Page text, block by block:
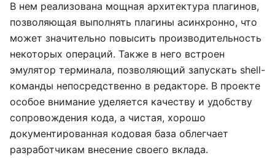
В нем реализована мощная архитектура плагинов,
позволяющая выполнять плагины асинхронно, что
может значительно повысить производительность
некоторых операций. Также в него встроен
эмулятор терминала, позволяющий запускать shell-
команды непосредственно в редакторе. В проекте
особое внимание уделяется качеству и удобству
сопровождения кода, а чистая, хорошо
документированная кодовая база облегчает
разработчикам внесение своего вклада.